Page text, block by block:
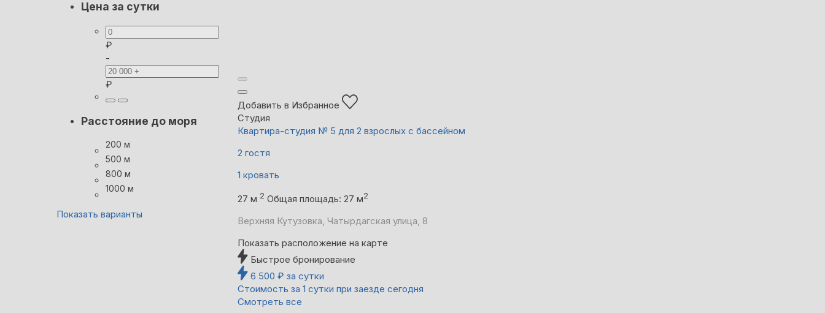
Цена за сутки
₽
-
₽
Расстояние до моря
200 м
500 м
800 м
1000 м
Показать варианты
Добавить в Избранное
Студия
Квартира-студия № 5 для 2 взрослых с бассейном
2 гостя
1 кровать
27 м 2 Общая площадь: 27 м2
Верхняя Кутузовка, Чатырдагская улица, 8
Показать расположение на карте
Быстрое бронирование
6 500 ₽ за сутки
Стоимость за 1 сутки при заезде сегодня
Смотреть все